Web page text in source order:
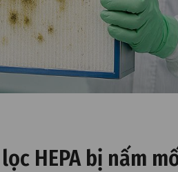
HEPA bị nấm